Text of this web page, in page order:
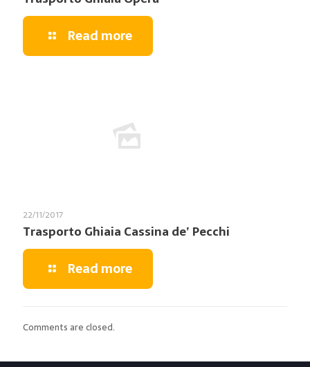
Read more
22/11/2017
Trasporto Ghiaia Cassina de’ Pecchi
Read more
Comments are closed.